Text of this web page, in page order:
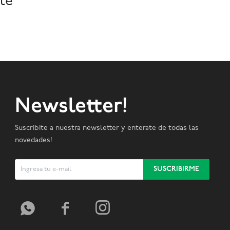
Newsletter!
Suscribite a nuestra newsletter y enterate de todas las
novedades!
SUSCRIBIRME
  